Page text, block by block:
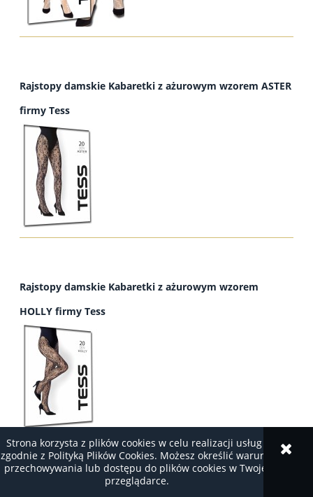
Strona korzysta z plików cookies w celu realizacji usług i
zgodnie z Polityką Plików Cookies. Możesz określić warunki
przechowywania lub dostępu do plików cookies w Twojej
przeglądarce.
Rajstopy damskie Kabaretki z ażurowym wzorem ASTER
firmy Tess
Rajstopy damskie Kabaretki z ażurowym wzorem
HOLLY firmy Tess
Rajstopy damskie Kabaretki z ażurowym kwiatowym